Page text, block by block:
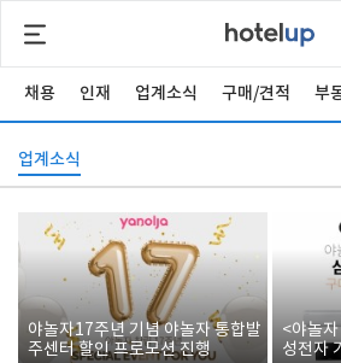
채용 인재 업계소식 구매/견적 부
업계소식
야놀자17주년 기념 야놀자 통합발
주센터 할인 프로모션 진행
<야놀
성전자